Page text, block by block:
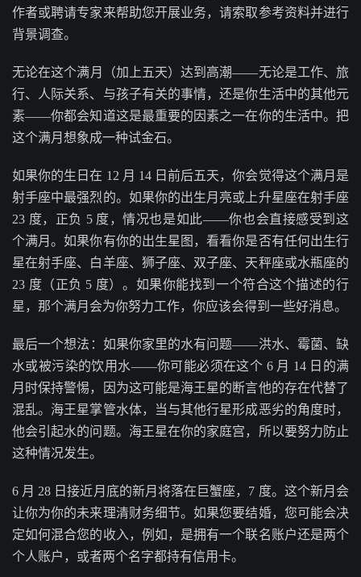
作者或聘请专家来帮助您开展业务，请索取参考资料并进行
背景调查。
无论在这个满月（加上五天）达到高潮——无论是工作、旅
行、人际关系、与孩子有关的事情，还是你生活中的其他元
素——你都会知道这是最重要的因素之一在你的生活中。把
这个满月想象成一种试金石。
如果你的生日在 12 月 14 日前后五天，你会觉得这个满月是
射手座中最强烈的。如果你的出生月亮或上升星座在射手座
23 度，正负 5 度，情况也是如此——你也会直接感受到这
个满月。如果你有你的出生星图，看看你是否有任何出生行
星在射手座、白羊座、狮子座、双子座、天秤座或水瓶座的
23 度（正负 5 度）。如果你能找到一个符合这个描述的行
星，那个满月会为你努力工作，你应该会得到一些好消息。
最后一个想法：如果你家里的水有问题——洪水、霉菌、缺
水或被污染的饮用水——你可能必须在这个 6 月 14 日的满
月时保持警惕，因为这可能是海王星的断言他的存在代替了
混乱。海王星掌管水体，当与其他行星形成恶劣的角度时，
他会引起水的问题。海王星在你的家庭宫，所以要努力防止
这种情况发生。
6 月 28 日接近月底的新月将落在巨蟹座，7 度。这个新月会
让你为你的未来理清财务细节。如果您要结婚，您可能会决
定如何混合您的收入，例如，是拥有一个联名账户还是两个
个人账户，或者两个名字都持有信用卡。